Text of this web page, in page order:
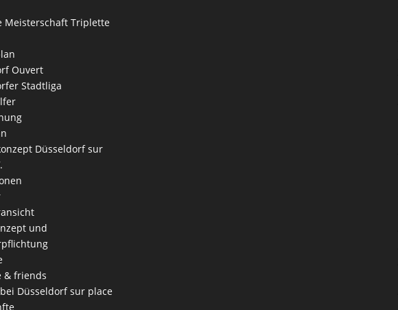
Meisterschaft Triplette
Ouvert
Stadtliga
Düsseldorf sur
und
& friends
Düsseldorf sur place